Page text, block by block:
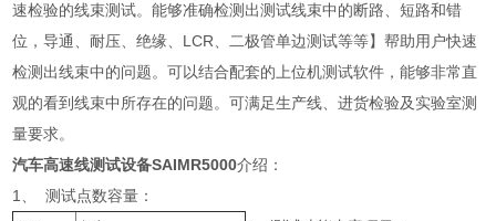
速检验的线束测试。能够准确检测出测试线束中的断路、短路和错
位，导通、耐压、绝缘、LCR、二极管单边测试等等】帮助用户快速
检测出线束中的问题。可以结合配套的上位机测试软件，能够非常直
观的看到线束中所存在的问题。可满足生产线、进货检验及实验室测
量要求。
汽车高速线测试设备SAIMR5000介绍：
1、 测试点数容量：